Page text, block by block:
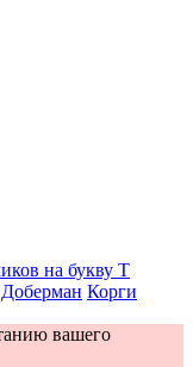
на букву Т
Доберман Корги
вашего